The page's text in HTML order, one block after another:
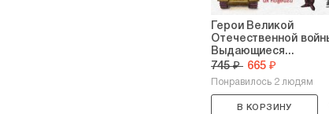
Герои Великой
Отечественной
Выдающиеся...
745 ₽ 665 ₽
Понравилось 2 людям
В КОРЗИНУ